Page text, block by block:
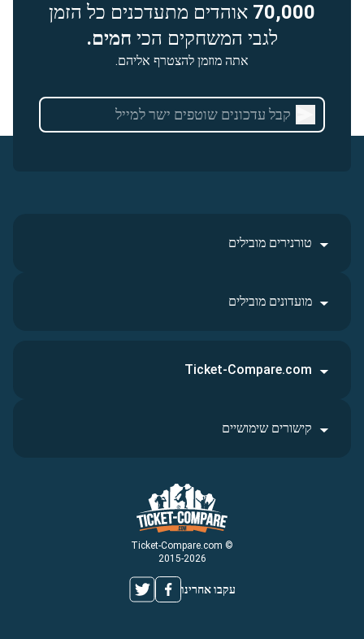
70,000 אוהדים מתעדכנים כל הזמן
לגבי המשחקים הכי חמים.
אתה מוזמן להצטרף אליהם.
טורנירים מובילים
מועדונים מובילים
© Ticket-Compare.com
2015-2026
עקבו אחרינו
Ticket-Compare.com
קישורים שימושיים